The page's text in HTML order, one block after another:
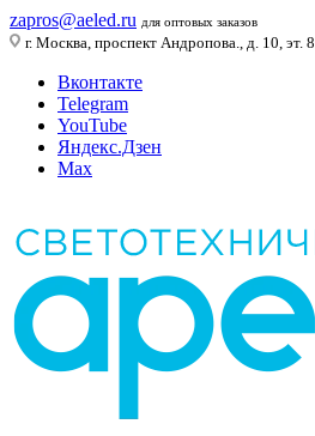
zapros@aeled.ru для оптовых заказов
г. Москва, проспект Андропова., д. 10, эт. 8
Вконтакте
Telegram
YouTube
Яндекс.Дзен
Max